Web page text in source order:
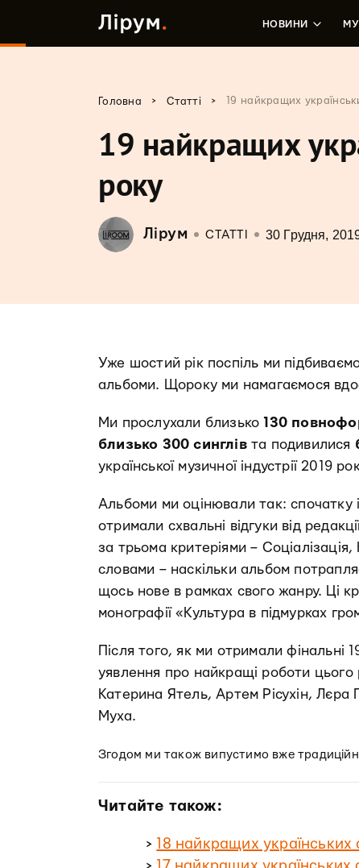
НОВИНИ
Головна > Статті > 19 найкращих
19 найкращих
року
Лірум СТАТТІ 30 Грудня,
Уже шостий рік поспіль ми
альбоми. Щороку ми намагаємося
Ми прослухали близько 130
близько 300 синглівта подивилися
української музичної індустрії 2019
Альбоми ми оцінювали так: спочатку
отримали схвальні відгуки від
за трьома критеріями –
словами – наскільки альбом
щось нове в рамках свого жанру. Ці
монографії «Культура в підмурках
Після того, як ми отримали фінальні
уявлення про найкращі роботи
Катерина Ятель, Артем Рісухін,
Муха.
Згодом ми також випустимо вже
Читайте також:
> 18 найкращих українських